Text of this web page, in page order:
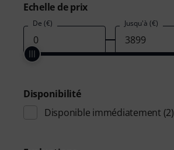
Echelle de prix
De (€) Jusqu'à (€)
Disponibilité
Disponible immédiatement (2)